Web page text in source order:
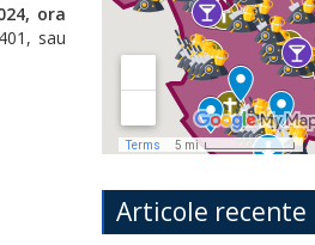
ora
sau
Articole recente